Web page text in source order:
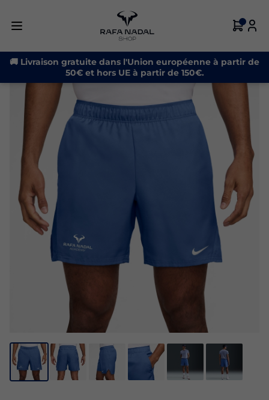
🚚 Livraison gratuite dans l'Union européenne à partir de
50€ et hors UE à partir de 150€.